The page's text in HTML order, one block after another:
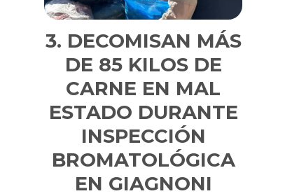
DECOMISAN MÁS
DE 85 KILOS DE
CARNE EN MAL
ESTADO DURANTE
INSPECCIÓN
BROMATOLÓGICA
EN GIAGNONI